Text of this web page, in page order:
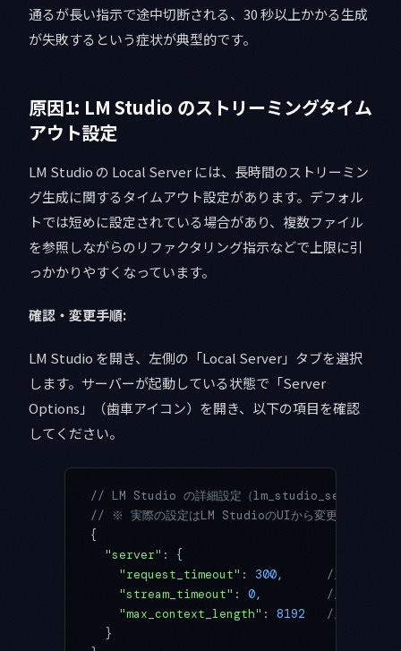
通るが長い指示で途中切断される、30 秒以上かかる生成
が失敗するという症状が典型的です。
原因1: LM Studio のストリーミングタイム
アウト設定
LM Studio の Local Server には、長時間のストリーミン
グ生成に関するタイムアウト設定があります。デフォル
トでは短めに設定されている場合があり、複数ファイル
を参照しながらのリファクタリング指示などで上限に引
っかかりやすくなっています。
確認・変更手順:
LM Studio を開き、左側の「Local Server」タブを選択
します。サーバーが起動している状態で「Server
Options」（歯車アイコン）を開き、以下の項目を確認
してください。
// LM Studio の詳細設定（
// ※ 実際の設定はLM StudioのUIから変更します
{
  "server"
: {
    "request_timeout"
: 300, // デフォル
    "stream_timeout"
: 0, // 0 = タイ
    "max_context_length"
: 8192
// モデルの
  }